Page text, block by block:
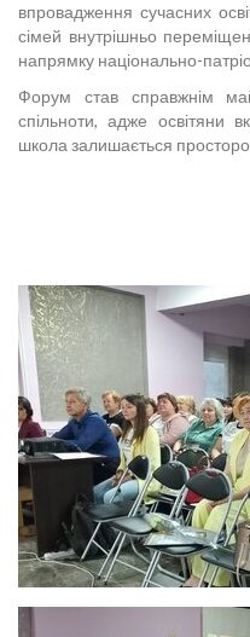
впровадження сучасних
сімей внутрішньо
напрямку національно-
Форум став справжнім
спільноти, адже освітяни
школа залишається